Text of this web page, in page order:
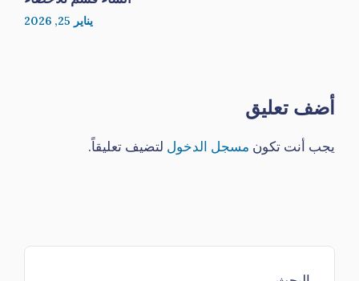
يناير 25, 2026
أضف تعليق
يجب أنت تكون مسجل الدخول لتضيف تعليقاً.